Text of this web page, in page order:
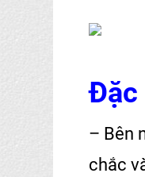
Đặc
– Bên
chắc